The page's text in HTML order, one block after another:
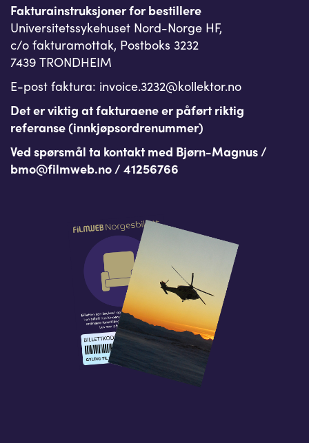
Fakturainstruksjoner for bestillere
Universitetssykehuset Nord-Norge HF,
c/o fakturamottak, Postboks 3232
7439 TRONDHEIM
E-post faktura: invoice.3232@kollektor.no
Det er viktig at fakturaene er påført riktig
referanse (innkjøpsordrenummer)
Ved spørsmål ta kontakt med Bjørn-Magnus /
bmo@filmweb.no / 41256766